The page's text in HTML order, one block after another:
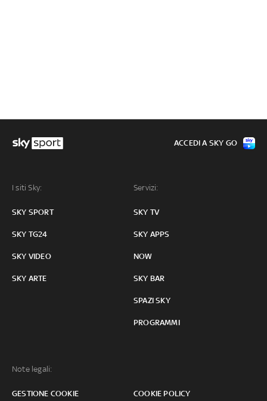
I siti Sky:
SKY SPORT
SKY TG24
SKY VIDEO
SKY ARTE
Servizi:
SKY TV
SKY APPS
NOW
SKY BAR
SPAZI SKY
PROGRAMMI
Note legali:
GESTIONE COOKIE COOKIE POLICY
ACCEDI A SKY GO